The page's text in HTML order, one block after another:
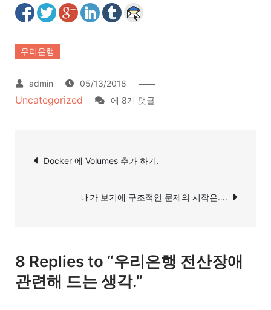
우리은행
05/13/2018
Uncategorized
우
전
장
드
에 8개 댓글
탐
Docker 에 Volumes 추가 하기.
내가 보기에 구조적인 문제의 시작은….
8 Replies to “우리은행 전산장애
관련해 드는 생각.”